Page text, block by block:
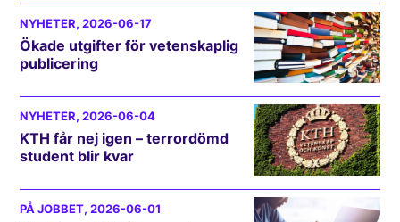
NYHETER, 2026-06-17
Ökade utgifter för vetenskaplig
publicering
NYHETER, 2026-06-04
KTH får nej igen – terrordömd
student blir kvar
PÅ JOBBET, 2026-06-01